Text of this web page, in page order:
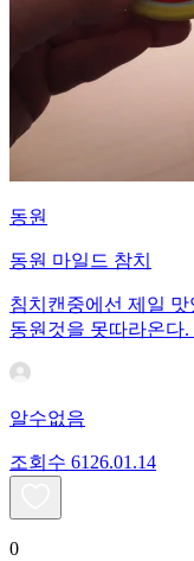
동원
동원 마일드 참치
침치캔중에선 제일
동원것을 못따라온다
알수없음
조회수 61 26.01.14
0